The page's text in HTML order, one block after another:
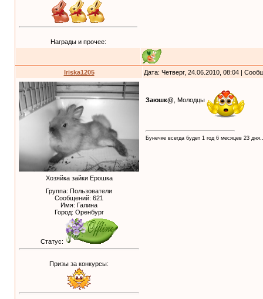
Награды и прочее:
Iriska1205 Дата: Четверг, 24.06.2010, 08:04 |
Хозяйка зайки Ерошка
Группа: Пользователи
Сообщений: 621
Имя: Галина
Город: Оренбург
Статус:
Призы за конкурсы:
Заюшк@ , Молодцы
Бунечке всегда будет 1 год 6 месяцев 23